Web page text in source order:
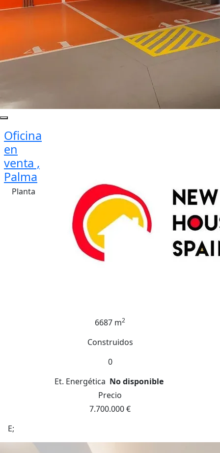
Oficina
en
venta ,
Palma
Planta
6687 m2
Construidos
0
Et. Energética No disponible
Precio
7.700.000 €
E;